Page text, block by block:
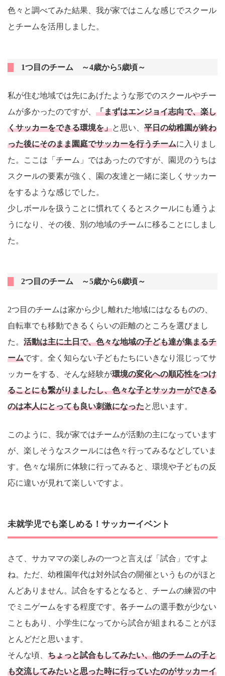
色々と調べてみた結果、我が家ではこんな感じでスクール
とチームを活用しました。
1つ目のチーム ～4歳から5歳頃～
私が住む地域では先にあげたような形でのスクールやチー
ムが多かったのですが、 「まずはエンジョイ志向で、楽し
くサッカーをできる環境を」と思い、 平日の幼稚園が終わ
った後にそのまま園庭でサッカーを行うチームに入りまし
た。ここは「チーム」ではあったのですが、園児のうちは
スクールの要素が強く、園の友達と一緒に楽しくサッカー
をするような感じでした。
少しボールを扱うことに慣れてくるとスクールにも通うよ
うになり、その後、別の地域のチームに移ることにしまし
た。
2つ目のチーム ～5歳から6歳頃～
2つ目のチームは家から少し離れた地域にはなるものの、
自転車でも移動できるくらいの距離のところを選びまし
た。 活動は主に土日で、色々な地域の子ども達が集まるチ
ームです。全く知らない子どもたちにいきなり混じってサ
ッカーをする、そんな経験が環境の変化への順応性をつけ
ることにも繋がりましたし、色々な子とサッカーができる
のは本人にとっても良い刺激になったと思います。
このように、我が家ではチームが活動の主になっています
が、楽しそうなスクールには色々行ってみるなどしていま
す。色々な場所に体験に行ってみると、環境や子どもの反
応に違いが見れて楽しいですよ。
未就学児でも楽しめる！サッカーイベント
さて、サカママの楽しみの一つと言えば「試合」ですよ
ね。ただ、幼稚園年代は対外試合の開催というものがほと
んどありません。試合をするとなると、チームの練習の中
でミニゲームをする程度です。各チームの選手数が少ない
こともあり、小学生になってから試合が組まれることがほ
とんどだと思います。
そんな頃、 ちょっと試合もしてみたい、他のチームの子と
も交流してみたいと思った時に行っていたのがサッカーイ